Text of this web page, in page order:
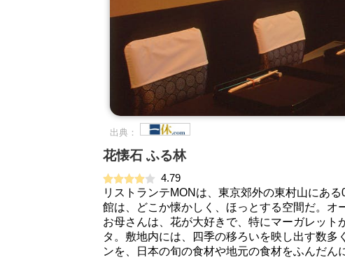
出典：
花懐石 ふる林
4.79
リストランテMONは、東京郊外の東村山にあ
館は、どこか懐かしく、ほっとする空間だ。
お母さんは、花が大好きで、特にマーガレッ
タ。敷地内には、四季の移ろいを映し出す数
ンを、日本の旬の食材や地元の食材をふんだん